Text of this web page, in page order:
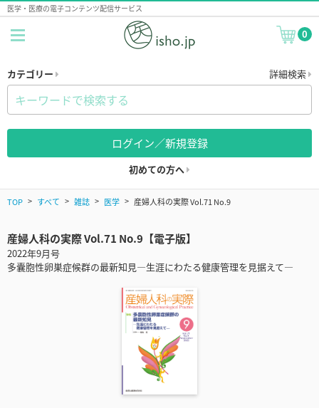
医学・医療の電子コンテンツ配信サービス
0
カテゴリー 詳細検索
ログイン／新規登録
初めての方へ
TOP すべて 雑誌 医学 産婦人科の実際 Vol.71 No.9
産婦人科の実際 Vol.71 No.9【電子版】
2022年9月号
多囊胞性卵巣症候群の最新知見―生涯にわたる健康管理を見据えて―